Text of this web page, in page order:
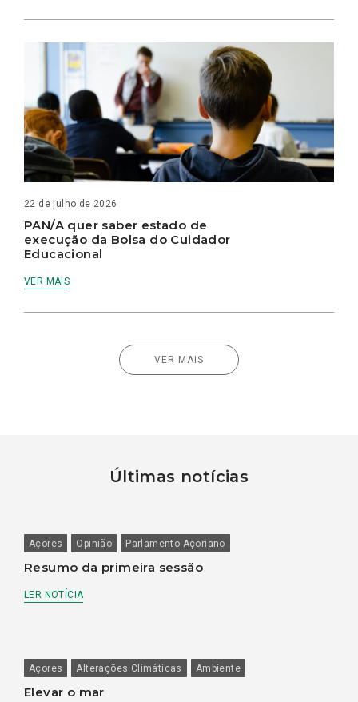
22 de julho de 2026
PAN/A quer saber estado de
execução da Bolsa do Cuidador
Educacional
VER MAIS
VER MAIS
Últimas notícias
Açores Opinião Parlamento Açoriano
Resumo da primeira sessão
LER NOTÍCIA
Açores Alterações Climáticas Ambiente
Elevar o mar